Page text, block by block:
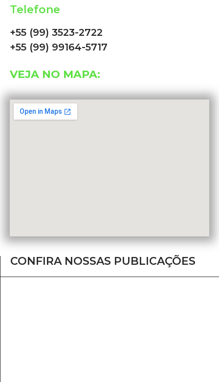
Telefone
+55 (99) 3523-2722
+55 (99) 99164-5717
VEJA NO MAPA:
CONFIRA NOSSAS PUBLICAÇÕES